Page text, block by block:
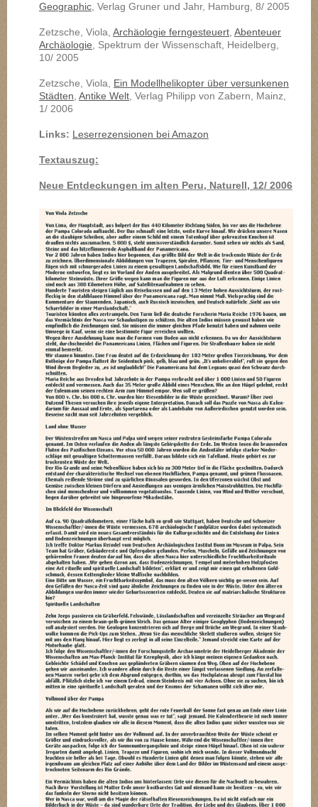
Geographic , Verlag Gruner und Jahr, Hamburg, 8/ 2005
Zetzsche, Viola, Archäologie ferngesteuert Abenteuer
Archäologie , Spektrum der Wissenschaft, Heidelberg,
10/ 2005
Zetzsche, Viola,
Ein Modellhelikopter über versunkenen
Städten Antike Welt , Verlag Philipp von Zabern, Mainz,
1/ 2006
Links: Leserrezensionen bei Amazon
Textauszug:
Neue Entdeckungen im alten Peru, Naturell, 12/ 2006